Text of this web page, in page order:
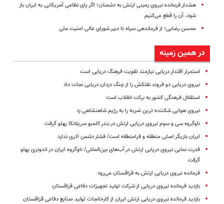
هشدار فرمانده نیروی زمینی ارتش به دشمنان؛ اگر پای نظامی آمریکایی به ایران باز
شود، آن را قطع می‌کنیم
محسن رضایی؛ از فرماندهی سپاه تا دبیر شورای عالی امنیت ملی
در همین زمینه
استمرار اقتدار دریایی نیازمند تقویت فرهنگ دریایی است
نیروی دریایی دو فروند نفتکش را از چنگ دزدان دریایی نجات داد
استقلال فرهنگی کشور به برکت انقلاب است
نیروی هوایی شکننده ترین ضربه را به رژیم شاهنشاهی زد
ناوگروه سی و سوم نیروی دریایی ارتش در بندر کلمبو سریلانکا پهلو گرفت
ایران بازیگر اصلی منطقه و فرامنطقه‌ است/ فشار دشمن اثری ندارد
قدرت نمایی نیروی دریایی ارتش در آب‌های بین‌المللی/ ناوگروه ایران در اندونزی پهلو
گرفت
فرمانده نیروی دریایی ارتش به قزاقستان می‌رود
بازدید فرمانده نیروی دریایی از شرکت تولید تجهیزات دفاعی قزاقستان
بازدید فرمانده نیروی دریایی ارتش ایران از کارخانجات تولید صنایع دفاعی قزاقستان